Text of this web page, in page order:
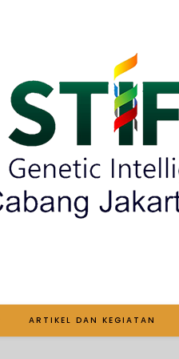
ARTIKEL DAN KEGIATAN